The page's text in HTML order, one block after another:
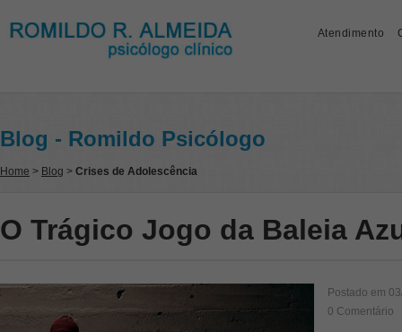
Atendimento
Blog - Romildo Psicólogo
Home > Blog > Crises de Adolescência
O Trágico Jogo da Baleia
Postado em
0 Comentário